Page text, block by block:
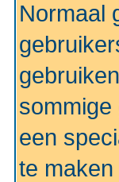
Normaal
een
te